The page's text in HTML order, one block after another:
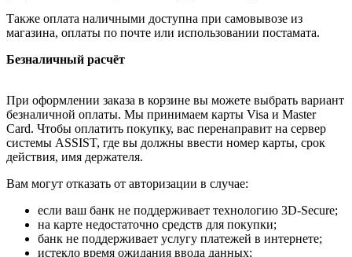
Также оплата наличными доступна при самовывозе из
магазина, оплаты по почте или использовании постамата.
Безналичный расчёт
При оформлении заказа в корзине вы можете выбрать вариант
безналичной оплаты. Мы принимаем карты Visa и Master
Card. Чтобы оплатить покупку, вас перенаправит на сервер
системы ASSIST, где вы должны ввести номер карты, срок
действия, имя держателя.
Вам могут отказать от авторизации в случае:
если ваш банк не поддерживает технологию 3D-Secure;
на карте недостаточно средств для покупки;
банк не поддерживает услугу платежей в интернете;
истекло время ожидания ввода данных;